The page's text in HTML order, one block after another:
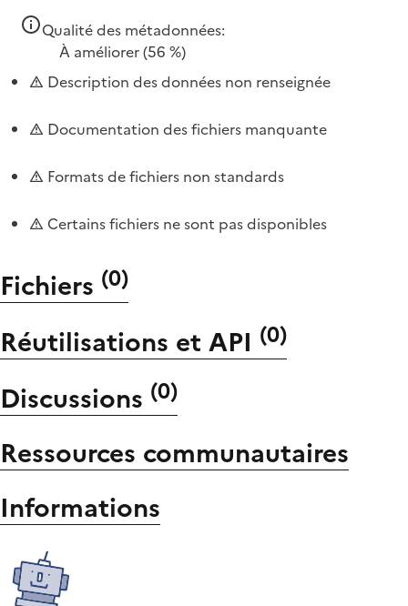
Qualité des métadonnées:
À améliorer(56 %)
Description des données non renseignée
Documentation des fichiers manquante
Formats de fichiers non standards
Certains fichiers ne sont pas disponibles
Fichiers (0)
Réutilisations et API (0)
Discussions (0)
Ressources communautaires
Informations